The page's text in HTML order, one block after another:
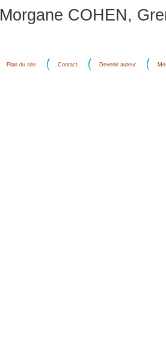
Morgane COHEN,
Plan du site Contact Devenir auteur